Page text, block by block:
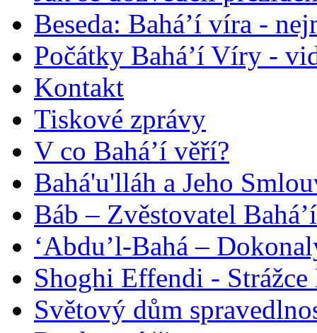
Beseda: Bahá’í víra -
Počátky Bahá’í Víry -
Kontakt
Tiskové zprávy
V co Bahá’í věří?
Bahá'u'lláh a Jeho
Báb – Zvěstovatel
‘Abdu’l-Bahá –
Shoghi Effendi -
Světový dům